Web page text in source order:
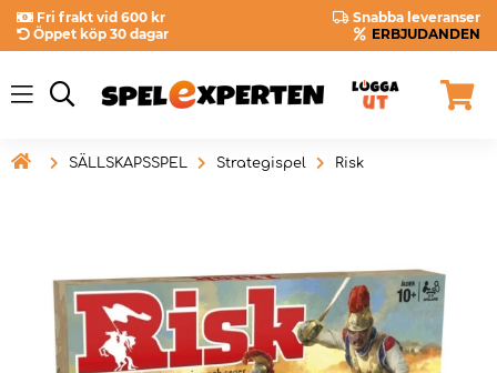
Fri frakt vid 600 kr
Snabba leveranser
Öppet köp 30 dagar
ERBJUDANDEN
 SÄLLSKAPSSPEL Strategispel Risk